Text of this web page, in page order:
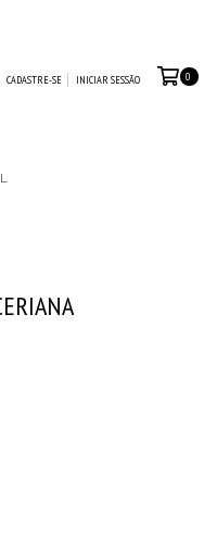
CADASTRE-SE INICIAR SESSÃO 0